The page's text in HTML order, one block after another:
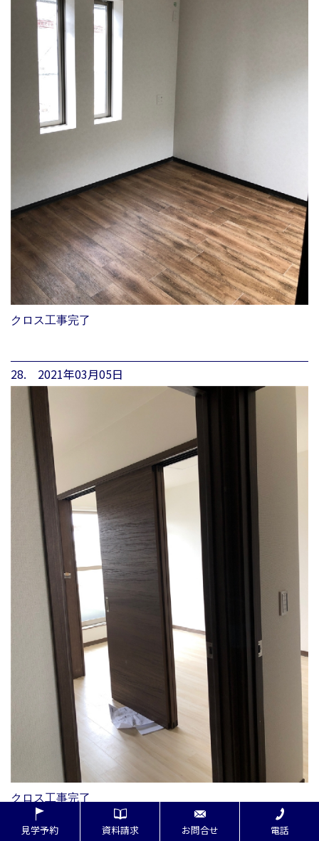
クロス工事完了
28. 2021年03月05日
クロス工事完了
見学予約 資料請求 お問合せ 電話